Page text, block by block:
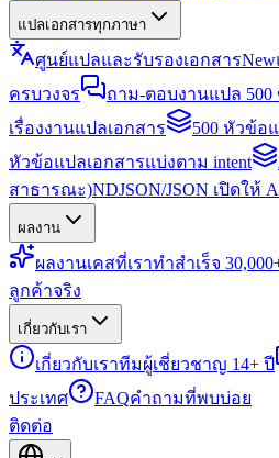
แปลเอกสารทุกภาษา
ศูนย์แปลและรับรองเอกสารNew
ครบวงจร
ถาม-ตอบงานแปล 500
เรื่องงานแปลเอกสาร
500 หัวข้อ
หัวข้อแปลเอกสารแบ่งตาม intent
สาธารณะ)NDJSON/JSON เปิดให้
ผลงาน
ผลงานเคสที่เราทำสำเร็จ
ลูกค้าจริง
เกี่ยวกับเรา
เกี่ยวกับเราทีมผู้เชี่ยวชาญ 14+ ปี
ประเทศ
FAQคำถามที่พบบ่อย
ติดต่อ